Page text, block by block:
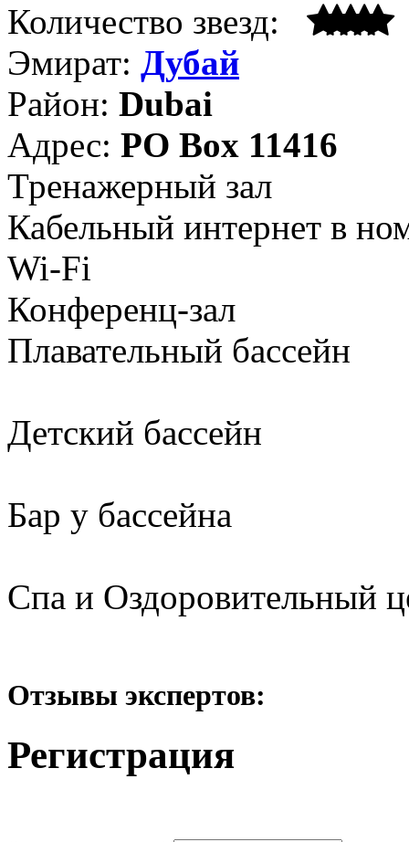
Количество звезд:
Эмират: Дубай
Район: Dubai
Адрес: PO Box 11416
Тренажерный зал
Кабельный интернет в
Wi-Fi
Конференц-зал
Плавательный бассейн
Детский бассейн
Бар у бассейна
Спа и Оздоровительный
Отзывы экспертов:
Регистрация